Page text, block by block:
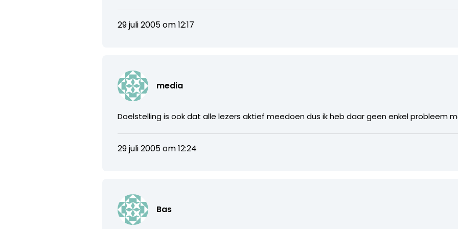
29 juli 2005 om 12:17
media
Doelstelling is ook dat alle lezers aktief meedoen dus ik heb daar geen enkel probleem
29 juli 2005 om 12:24
Bas